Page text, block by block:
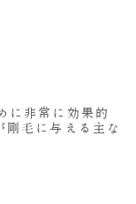
に非常に効果的
剛毛に与える主な